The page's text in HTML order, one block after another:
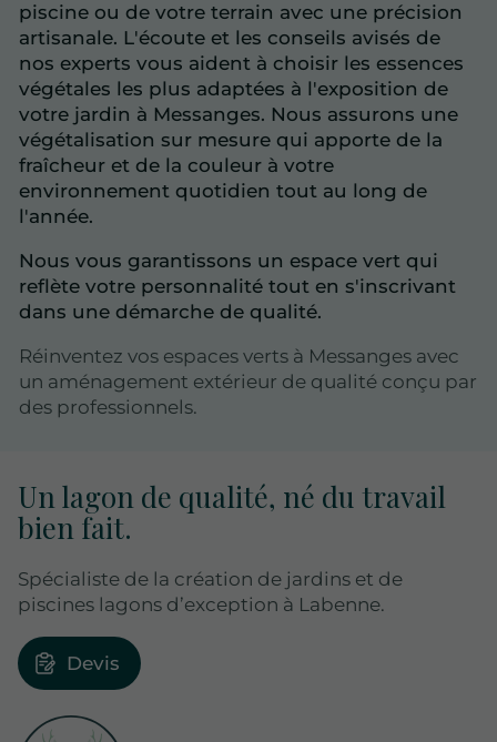
piscine ou de votre terrain avec une précision
artisanale. L'écoute et les conseils avisés de
nos experts vous aident à choisir les essences
végétales les plus adaptées à l'exposition de
votre jardin à Messanges. Nous assurons une
végétalisation sur mesure qui apporte de la
fraîcheur et de la couleur à votre
environnement quotidien tout au long de
l'année.
Nous vous garantissons un espace vert qui
reflète votre personnalité tout en s'inscrivant
dans une démarche de qualité.
Réinventez vos espaces verts à Messanges avec
un aménagement extérieur de qualité conçu par
des professionnels.
Un lagon de qualité, né du travail
bien fait.
Spécialiste de la création de jardins et de
piscines lagons d’exception à Labenne.
Devis